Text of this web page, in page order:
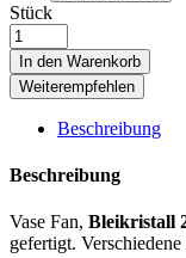
Stück
In den Warenkorb
Weiterempfehlen
Beschreibung
Beschreibung
Vase Fan, Bleikristall
gefertigt.